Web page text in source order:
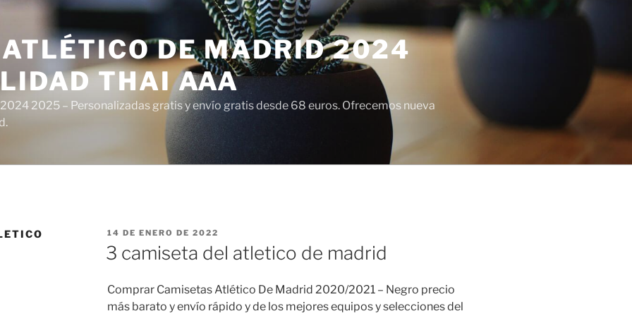
DE MADRID 2024
THAI AAA
2025 – Personalizadas gratis y envío gratis desde 68 euros. Ofrecemos nueva
PUBLICADO
EL
14 DE ENERO DE 2022
3 camiseta del atletico de madrid
Comprar Camisetas Atlético De Madrid 2020/2021 – Negro precio
más barato y envío rápido y de los mejores equipos y selecciones del